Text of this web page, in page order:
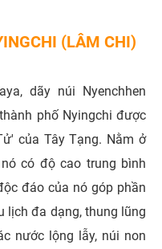
(LÂM CHI)
dãy núi Nyenchhen
phố Nyingchi được
của Tây Tạng. Nằm ở
có độ cao trung bình
đáo của nó góp phần
lịch đa dạng, thung lũng
nước lộng lẫy, núi non